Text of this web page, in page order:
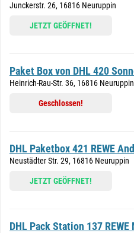
Junckerstr. 26, 16816 Neuruppin
JETZT GEÖFFNET!
Paket Box von DHL 420
Heinrich-Rau-Str. 36, 16816 Neuruppin
Geschlossen!
DHL Paketbox 421 REWE
Neustädter Str. 29, 16816 Neuruppin
JETZT GEÖFFNET!
DHL Pack Station 137 REWE